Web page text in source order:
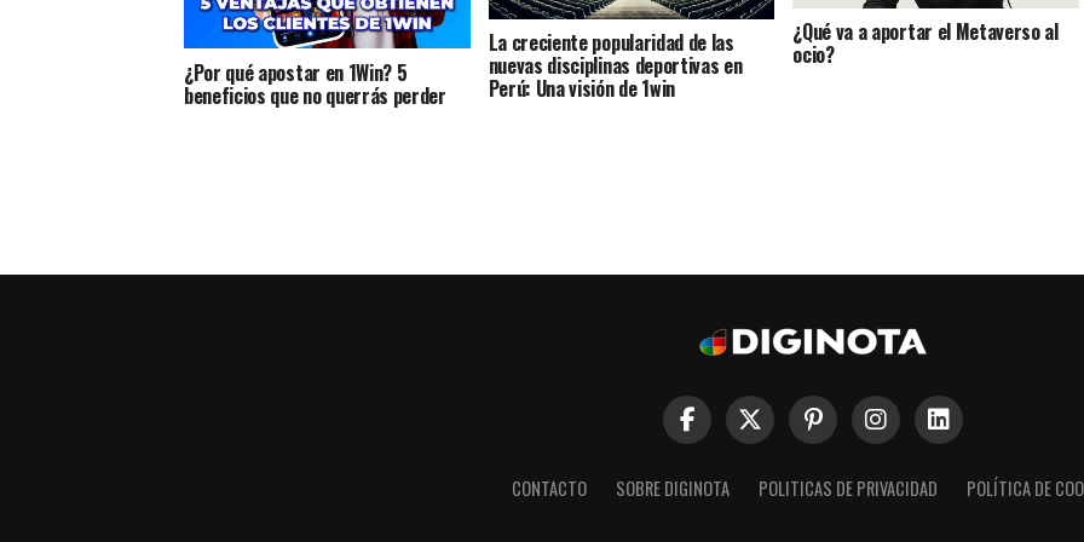
¿Por qué apostar en 1Win? 5
beneficios que no querrás perder
La creciente popularidad de las
nuevas disciplinas deportivas en
Perú: Una visión de 1win
¿Qué va a aportar el Metaverso al
ocio?
CONTACTO SOBRE DIGINOTA POLITICAS DE PRIVACIDAD POLÍTICA DE